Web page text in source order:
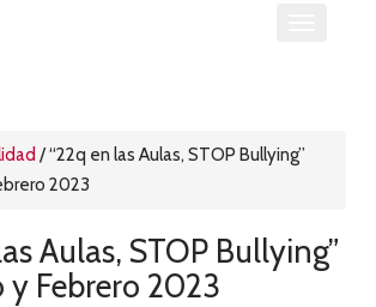
/“22q en las Aulas, STOP Bullying”
2023
Aulas, STOP Bullying”
y Febrero 2023